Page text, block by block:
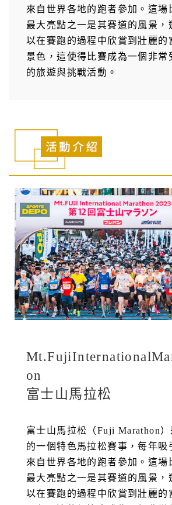
來自世界各地的跑者參加。這場
最大亮點之一是其賽道的風景，
以在賽跑的過程中欣賞到壯麗的
景色，這使得比賽成為一個非常
的旅遊與挑戰活動。
on
富士山馬拉松
富士山馬拉松（Fuji Marathon
的一個特色馬拉松賽事，每年吸
來自世界各地的跑者參加。這場
最大亮點之一是其賽道的風景，
以在賽跑的過程中欣賞到壯麗的